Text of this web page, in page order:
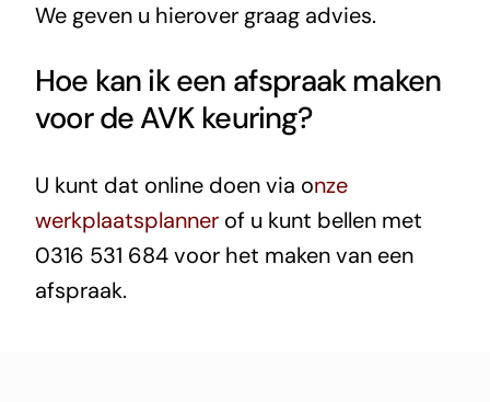
We geven u hierover graag advies.
Hoe kan ik een afspraak maken
voor de AVK keuring?
U kunt dat online doen via onze
werkplaatsplannerof u kunt bellen met
0316 531 684 voor het maken van een
afspraak.